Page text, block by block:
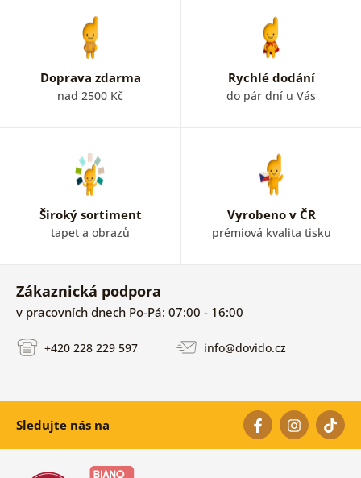
Doprava zdarma
nad 2500 Kč
Rychlé dodání
do pár dní u Vás
Široký sortiment
tapet a obrazů
Vyrobeno v ČR
prémiová kvalita tisku
Zákaznická podpora
v pracovních dnech Po-Pá: 07:00 - 16:00
+420 228 229 597 info@dovido.cz
Sledujte nás na